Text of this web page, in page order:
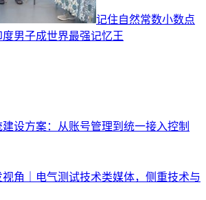
记住自然常数小数点
度男子成世界最强记忆王
设方案：从账号管理到统一接入控制
角｜电气测试技术类媒体，侧重技术与